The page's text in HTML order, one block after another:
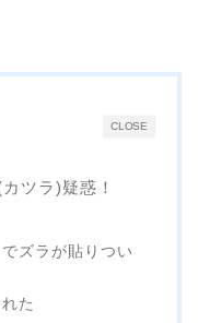
CLOSE
ツラ)疑惑！
ズラが貼りつい
た